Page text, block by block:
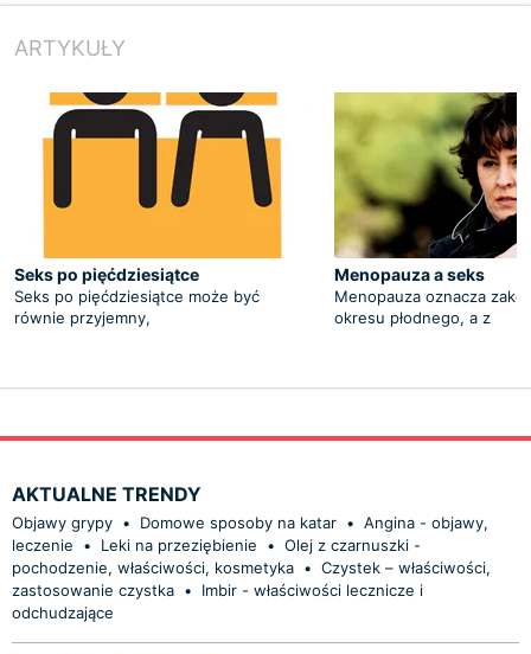
ARTYKUŁY
Seks po pięćdziesiątce
Seks po pięćdziesiątce może być
równie przyjemny,
Menopauza a seks
Menopauza oznacza
okresu płodnego, a z
AKTUALNE TRENDY
Objawy grypy • Domowe sposoby na katar • Angina - objawy,
leczenie
• Leki na przeziębienie • Olej z czarnuszki -
pochodzenie, właściwości, kosmetyka • Czystek – właściwości,
zastosowanie czystka •
Imbir - właściwości lecznicze i
odchudzające